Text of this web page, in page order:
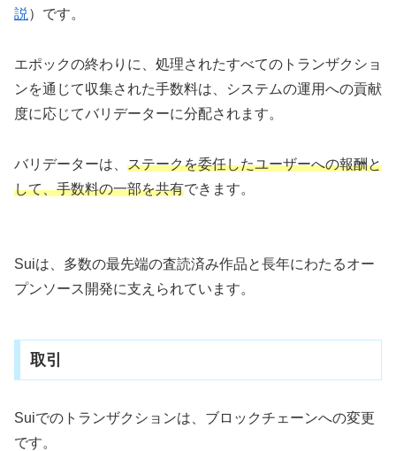
説）です。
エポックの終わりに、処理されたすべてのトランザクショ
ンを通じて収集された手数料は、システムの運用への貢献
度に応じてバリデーターに分配されます。
バリデーターは、 ステークを委任したユーザーへの報酬と
して、手数料の一部を共有できます。
Suiは、多数の最先端の査読済み作品と長年にわたるオー
プンソース開発に支えられています。
取引
Suiでのトランザクションは、ブロックチェーンへの変更
です。